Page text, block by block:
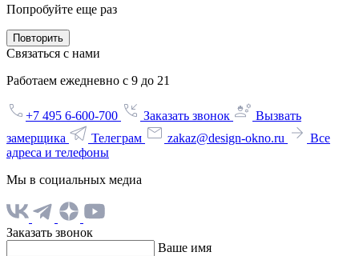
Попробуйте еще раз
Повторить
Связаться с нами
Работаем ежедневно с 9 до 21
+7 495 6-600-700 Заказать звонок
Вызвать
замерщика
Телеграм zakaz@design-okno.ru
Все
адреса и телефоны
Мы в социальных медиа
Заказать звонок
Ваше имя